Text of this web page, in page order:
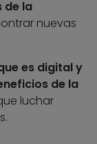
de la
nuevas
es digital y
de la
luchar